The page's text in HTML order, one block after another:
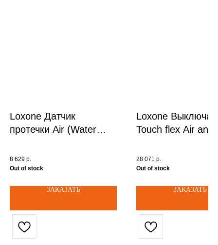
Loxone Датчик
протечки Air (Water
8 629 р.
Out of stock
ЗАКАЗАТЬ
Loxone
Touch flex Air
28 071 р.
Out of stock
ЗАКАЗАТЬ